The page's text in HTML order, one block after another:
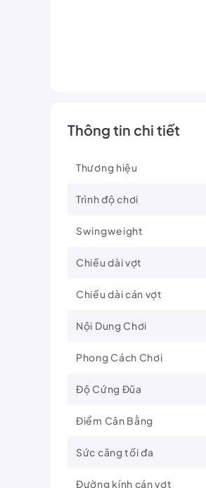
Đặc Điểm Của
Trọng lượng: 5U (rất nhẹ) –
Thông tin chi tiết
Thương hiệu
Trình độ chơi
Swingweight
Chiều dài vợt
Chiều dài cán vợt
Nội Dung Chơi
Phong Cách Chơi
Độ Cứng Đũa
Điểm Cân Bằng
Sức căng tối đa
Đường kính cán vợt